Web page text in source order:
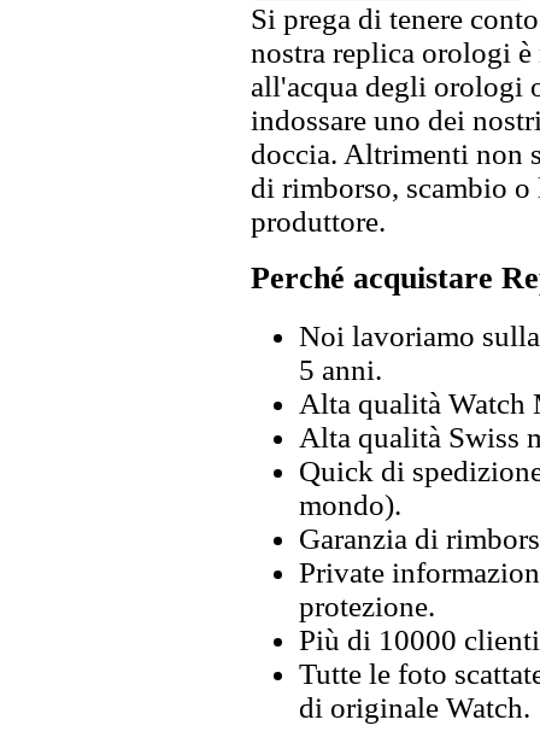
Si prega di tenere
nostra replica orologi
all'acqua degli orologi
indossare uno dei
doccia. Altrimenti non
di rimborso, scambio
produttore.
Perché acquistare
Noi lavoriamo
5 anni.
Alta qualità Watch
Alta qualità Swiss
Quick di
mondo).
Garanzia di
Private
protezione.
Più di 10000
Tutte le foto
di originale Watch.